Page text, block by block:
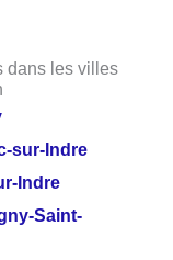
dans les villes
sur-Indre
Indre
Saint-